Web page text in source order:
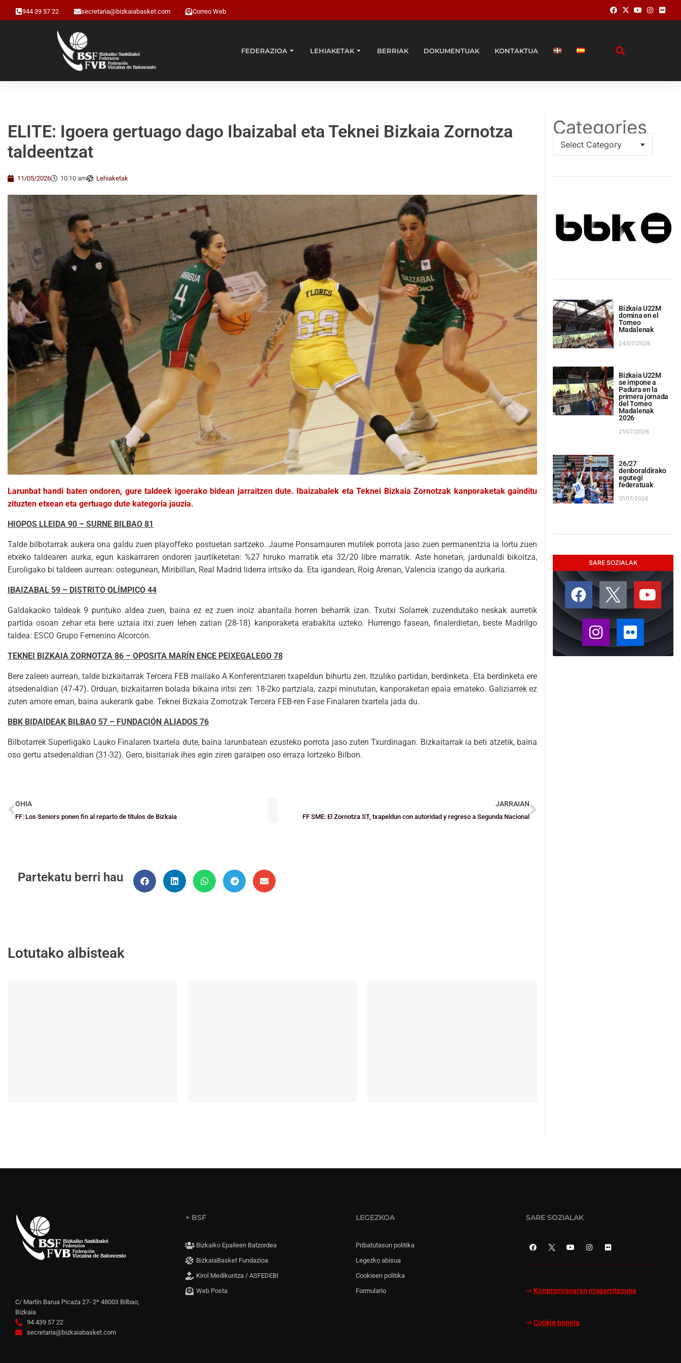
944 39 57 22 secretaria@bizkaiabasket.com Correo Web
FEDERAZIOA LEHIAKETAK BERRIAK DOKUMENTUAK KONTAKTUA
ELITE: Igoera gertuago dago Ibaizabal eta Teknei Bizkaia Zornotza
taldeentzat
11/05/2026 10:10 am Lehiaketak
Larunbat handi baten ondoren, gure taldeek igoerako bidean jarraitzen dute. Ibaizabalek eta Teknei Bizkaia Zornotzak kanporaketak gainditu
zituzten etxean eta gertuago dute kategoria jauzia.
HIOPOS LLEIDA 90 – SURNE BILBAO 81
Talde bilbotarrak aukera ona galdu zuen playoffeko postuetan sartzeko. Jaume Ponsarnauren mutilek porrota jaso zuen permanentzia ia lortu zuen
etxeko taldearen aurka, egun kaskarraren ondoren jaurtiketetan: %27 hiruko marratik eta 32/20 libre marratik. Aste honetan, jardunaldi bikoitza,
Euroligako bi taldeen aurrean: ostegunean, Miribillan, Real Madrid liderra iritsiko da. Eta igandean, Roig Arenan, Valencia izango da aurkaria.
IBAIZABAL 59 – DISTRITO OLÍMPICO 44
Galdakaoko taldeak 9 puntuko aldea zuen, baina ez ez zuen inoiz abantaila horren beharrik izan. Txutxi Solarrek zuzendutako neskak aurretik
partida osoan zehar eta bere uztaia itxi zuen lehen zatian (28-18) kanporaketa erabakita uzteko. Hurrengo fasean, finalerdietan, beste Madrilgo
taldea: ESCO Grupo Femenino Alcorcón.
TEKNEI BIZKAIA ZORNOTZA 86 – OPOSITA MARÍN ENCE PEIXEGALEGO 78
Bere zaleen aurrean, talde bizkaitarrak Tercera FEB mailako A Konferentziaren txapeldun bihurtu zen. Itzuliko partidan, berdinketa. Eta berdinketa ere
atsedenaldian (47-47). Orduan, bizkaitarren bolada bikaina iritsi zen: 18-2ko partziala, zazpi minututan, kanporaketari epaia emateko. Galiziarrek ez
zuten amore eman, baina aukerarik gabe. Teknei Bizkaia Zornotzak Tercera FEB-ren Fase Finalaren txartela jada du.
BBK BIDAIDEAK BILBAO 57 – FUNDACIÓN ALIADOS 76
Bilbotarrek Superligako Lauko Finalaren txartela dute, baina larunbatean ezusteko porrota jaso zuten Txurdinagan. Bizkaitarrak ia beti atzetik, baina
oso gertu atsedenaldian (31-32). Gero, bisitariak ihes egin ziren garaipen oso erraza lortzeko Bilbon.
OHIA
FF: Los Seniors ponen fin al reparto de títulos de Bizkaia
JARRAIAN
FF SME: El Zornotza ST, txapeldun con autoridad y regreso a Segunda Nacional
Partekatu berri hau
Lotutako albisteak
Categories
Bizkaia U22M
domina en el
Torneo
Madalenak
24/07/2026
Bizkaia U22M
se impone a
Padura en la
primera jornada
del Torneo
Madalenak
2026
21/07/2026
26/27
denboraldirako
egutegi
federatuak
17/07/2026
SARE SOZIALAK
C/ Martín Barua Picaza 27- 2º 48003 Bilbao,
Bizkaia
94 439 57 22
secretaria@bizkaiabasket.com
+ BSF
Bizkaiko Epaileen Batzordea
BizkaiaBasket Fundazioa
Kirol Medikuntza / ASFEDEBI
Web Posta
LEGEZKOA
Pribatutasun politika
Legezko abisua
Cookieen politika
Formulario
SARE SOZIALAK
⇒ Konpromisoaren irisgarritasuna
⇒ Cookie panela